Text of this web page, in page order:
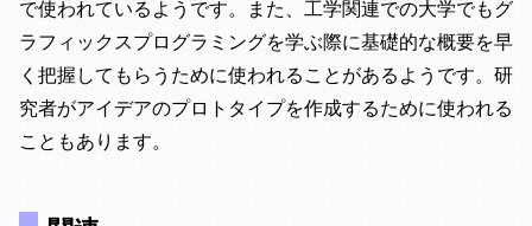
で使われているようです。また、工学関連での大学でもグ
ラフィックスプログラミングを学ぶ際に基礎的な概要を早
く把握してもらうために使われることがあるようです。研
究者がアイデアのプロトタイプを作成するために使われる
こともあります。